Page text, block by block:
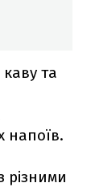
та
напоїв.
різними